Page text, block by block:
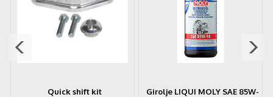
Quick shift kit
Girolje LIQUI MOLY SAE 85W-